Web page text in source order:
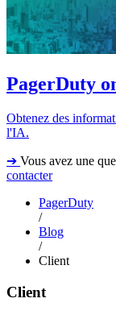
PagerDuty
Obtenez des
l'IA.
➔ Vous avez une
contacter
PagerDuty
/
Blog
/
Client
Client